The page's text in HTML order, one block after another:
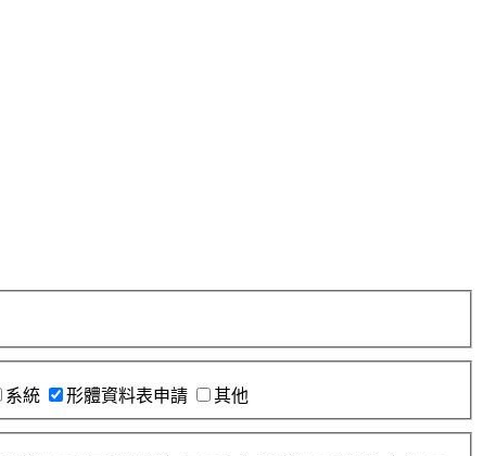
系統 形體資料表申請 其他